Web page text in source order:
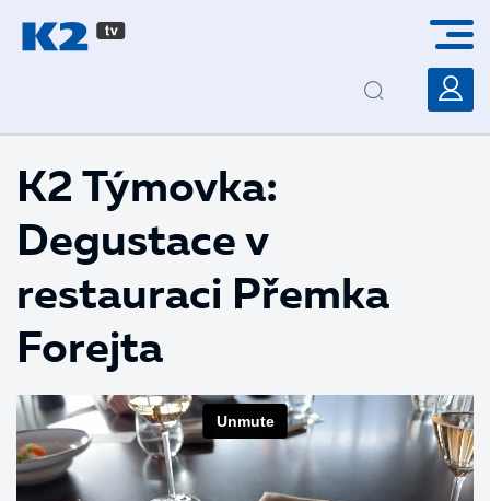
K2 Týmovka:
Degustace v
restauraci Přemka
Forejta